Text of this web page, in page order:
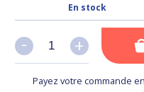
En stock
+
- +
-
Payez votre commande